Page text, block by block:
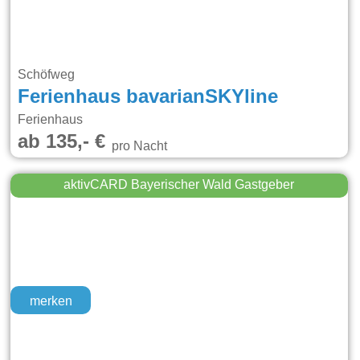
Schöfweg
Ferienhaus bavarianSKYline
Ferienhaus
ab 135,- €pro Nacht
merken
aktivCARD Bayerischer Wald Gastgeber